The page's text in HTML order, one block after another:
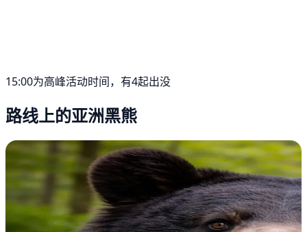
15:00为高峰活动时间，有4起出没
路线上的亚洲黑熊